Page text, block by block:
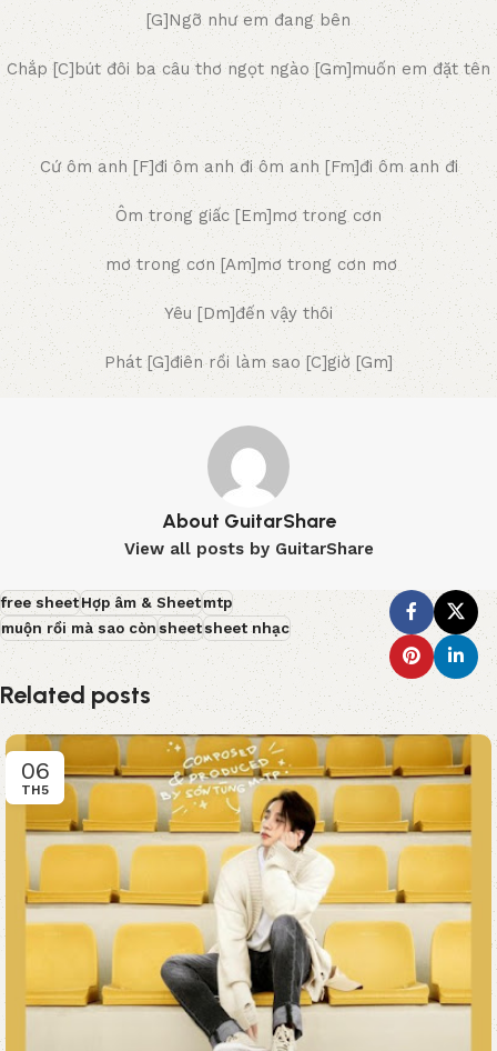
[G]Ngỡ như em đang bên
Chắp [C]bút đôi ba câu thơ ngọt ngào [Gm]muốn em đặt tên
Cứ ôm anh [F]đi ôm anh đi ôm anh [Fm]đi ôm anh đi
Ôm trong giấc [Em]mơ trong cơn
mơ trong cơn [Am]mơ trong cơn mơ
Yêu [Dm]đến vậy thôi
Phát [G]điên rồi làm sao [C]giờ [Gm]
About GuitarShare
View all posts by GuitarShare
free sheetHợp âm & Sheetmtp
muộn rồi mà sao cònsheetsheet nhạc
Related posts
06
TH5